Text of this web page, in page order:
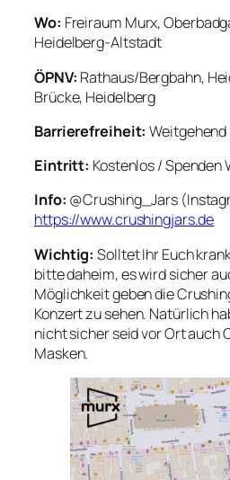
Wo: Freiraum Murx,
Heidelberg-Altstadt
ÖPNV: Rathaus/Bergbahn,
Brücke, Heidelberg
Barrierefreiheit:
Eintritt: Kostenlos / Spenden
Info: @Crushing_Jars
https://www.crushingjars.de
Wichtig: Solltet Ihr Euch
bitte daheim, es wird sicher
Möglichkeit geben die
Konzert zu sehen. Natürlich
nicht sicher seid vor Ort auch
Masken.